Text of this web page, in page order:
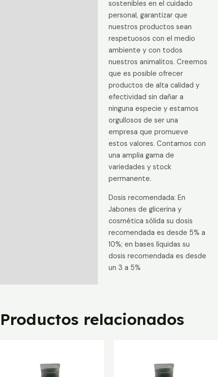
sostenibles en el cuidado
personal, garantizar que
nuestros productos sean
respetuosos con el medio
ambiente y con todos
nuestros animalitos. Creemos
que es posible ofrecer
productos de alta calidad y
efectividad sin dañar a
ninguna especie y estamos
orgullosos de ser una
empresa que promueve
estos valores. Contamos con
una amplia gama de
variedades y stock
permanente.
Dosis recomendada: En
Jabones de glicerina y
cosmética sólida su dosis
recomendada es desde 5% a
10%; en bases líquidas su
dosis recomendada es desde
un 3 a 5%
Productos relacionados